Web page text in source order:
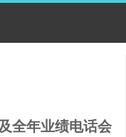
全年业绩电话会